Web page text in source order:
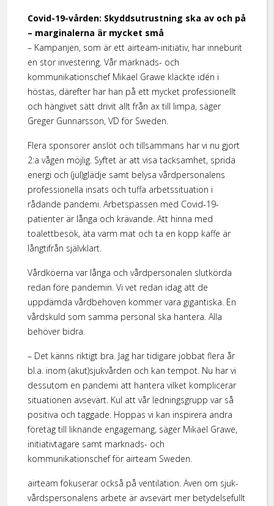
Covid-19-vården: Skyddsutrustning ska av och på
– marginalerna är mycket små
– Kampanjen, som är ett airteam-initiativ, har inneburit
en stor investering. Vår marknads- och
kommunikationschef Mikael Grawe kläckte idén i
höstas, därefter har han på ett mycket professionellt
och hängivet sätt drivit allt från ax till limpa, säger
Greger Gunnarsson, VD för Sweden.
Flera sponsorer anslöt och tillsammans har vi nu gjort
2:a vågen möjlig. Syftet är att visa tacksamhet, sprida
energi och (jul)glädje samt belysa vårdpersonalens
professionella insats och tuffa arbetssituation i
rådande pandemi. Arbetspassen med Covid-19-
patienter är långa och krävande. Att hinna med
toalettbesök, äta varm mat och ta en kopp kaffe är
långtifrån självklart.
Vårdköerna var långa och vårdpersonalen slutkörda
redan före pandemin. Vi vet redan idag att de
uppdämda vårdbehoven kommer vara gigantiska. En
vårdskuld som samma personal ska hantera. Alla
behöver bidra.
– Det känns riktigt bra. Jag har tidigare jobbat flera år
bl.a. inom (akut)sjukvården och kan tempot. Nu har vi
dessutom en pandemi att hantera vilket komplicerar
situationen avsevärt. Kul att vår ledningsgrupp var så
positiva och taggade. Hoppas vi kan inspirera andra
företag till liknande engagemang, säger Mikael Grawe,
initiativtagare samt marknads- och
kommunikationschef för airteam Sweden.
airteam fokuserar också på ventilation. Även om sjuk­
vårdspersonalens arbete är avsevärt mer betydelsefullt